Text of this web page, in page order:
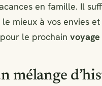
en famille. Il
mieux à vos envies
le prochain voyage
mélange